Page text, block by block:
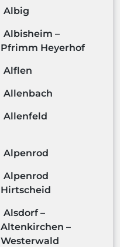
Albig
Albisheim –
Pfrimm Heyerhof
Alflen
Allenbach
Allenfeld
Alpenrod
Alpenrod
Hirtscheid
Alsdorf –
Altenkirchen –
Westerwald